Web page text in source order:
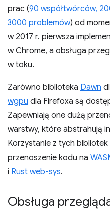
prac (90 współtwórców,
3000 problemów) od
w 2017 r. pierwsza
w Chrome, a obsługa
w toku.
Zarówno biblioteka Dawn
wgpu dla Firefoxa są
Zapewniają one dużą
warstwy, które abstrahują
Korzystanie z tych
przenoszenie kodu na
i Rust web-sys.
Obsługa